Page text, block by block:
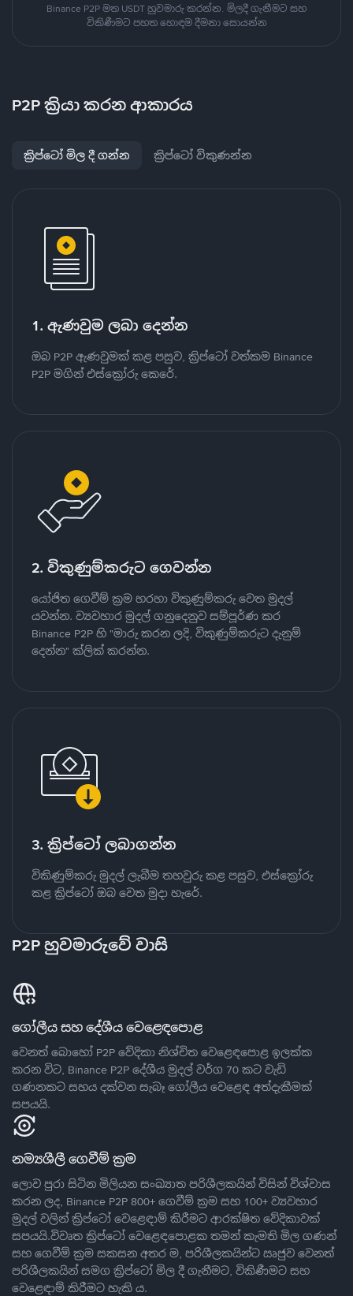
Binance P2P මත USDT හුවමාරු කරන්න. මිලදී ගැනීමට සහ
විකිණීමට පහත හොඳම දීමනා සොයන්න
P2P ක්‍රියා කරන ආකාරය
ක්‍රිප්ටෝ මිල දී ගන්න ක්‍රිප්ටෝ විකුණන්න
1. ඇණවුම ලබා දෙන්න
ඔබ P2P ඇණවුමක් කළ පසුව, ක්‍රිප්ටෝ වත්කම Binance
P2P මගින් එස්ක්‍රෝරු කෙරේ.
2. විකුණුම්කරුට ගෙවන්න
යෝජිත ගෙවීම් ක්‍රම හරහා විකුණුම්කරු වෙත මුදල්
යවන්න. ව්‍යවහාර මුදල් ගනුදෙනුව සම්පූර්ණ කර
Binance P2P හි "මාරු කරන ලදි, විකුණුම්කරුට දැනුම්
දෙන්න" ක්ලික් කරන්න.
3. ක්‍රිප්ටෝ ලබාගන්න
විකිණුම්කරු මුදල් ලැබීම තහවුරු කළ පසුව, එස්ක්‍රෝරු
කළ ක්‍රිප්ටෝ ඔබ වෙත මුදා හැරේ.
P2P හුවමාරුවේ වාසි
ගෝලීය සහ දේශීය වෙළෙඳපොළ
වෙනත් බොහෝ P2P වේදිකා නිශ්චිත වෙළෙඳපොළ ඉලක්ක
කරන විට, Binance P2P දේශීය මුදල් වර්ග 70 කට වැඩි
ගණනකට සහය දක්වන සැබෑ ගෝලීය වෙළෙඳ අත්දැකීමක්
සපයයි.
නම්‍යශීලී ගෙවීම් ක්‍රම
ලොව පුරා සිටින මිලියන සංඛ්‍යාත පරිශීලකයින් විසින් විශ්වාස
කරන ලද, Binance P2P 800+ ගෙවීම් ක්‍රම සහ 100+ ව්‍යවහාර
මුදල් වලින් ක්‍රිප්ටෝ වෙළෙඳාම් කිරීමට ආරක්ෂිත වේදිකාවක්
සපයයි.විවෘත ක්‍රිප්ටෝ වෙළෙඳපොළක තමන් කැමති මිල ගණන්
සහ ගෙවීම් ක්‍රම සකසන අතර ම, පරිශීලකයින්ට ඍජුව වෙනත්
පරිශීලකයින් සමග ක්‍රිප්ටෝ මිල දී ගැනීමට, විකිණීමට සහ
වෙළෙඳාම් කිරීමට හැකි ය.